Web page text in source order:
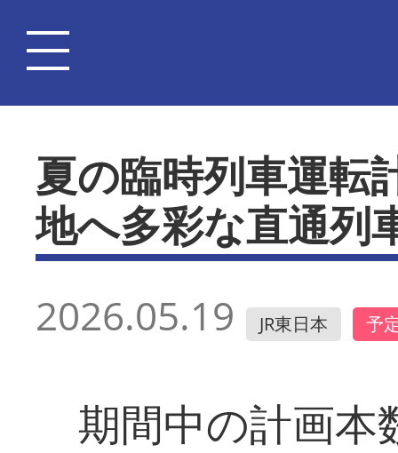
夏の臨時列車運
地へ多彩な直通列
2026.05.19 JR東日本 予
期間中の計画本